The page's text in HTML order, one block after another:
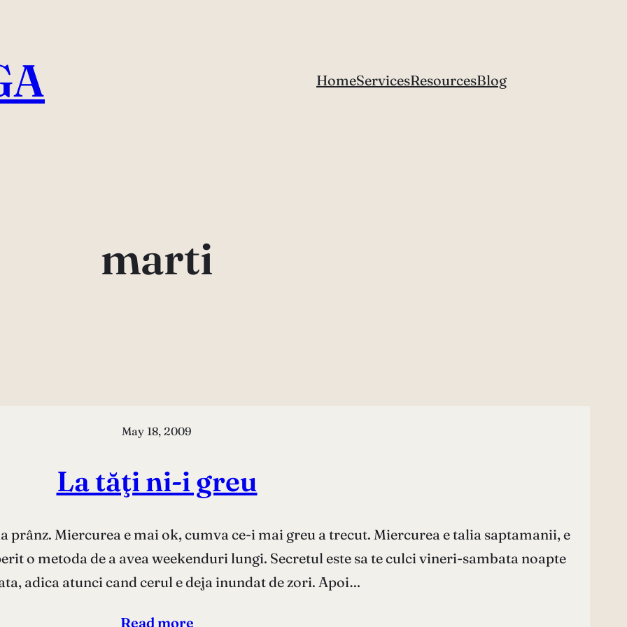
HomeServicesResourcesBlog
marti
May 18, 2009
La tăţi ni-i greu
Miercurea e mai ok, cumva ce-i mai greu a trecut. Miercurea e talia saptamanii, e
o metoda de a avea weekenduri lungi. Secretul este sa te culci vineri-sambata noapte
adica atunci cand cerul e deja inundat de zori. Apoi…
Read more